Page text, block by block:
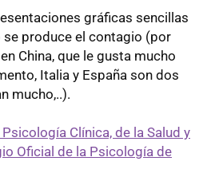
gráficas sencillas
produce el contagio (por
China, que le gusta mucho
Italia y España son dos
mucho,..).
Clínica, de la Salud y
Oficial de la Psicología de